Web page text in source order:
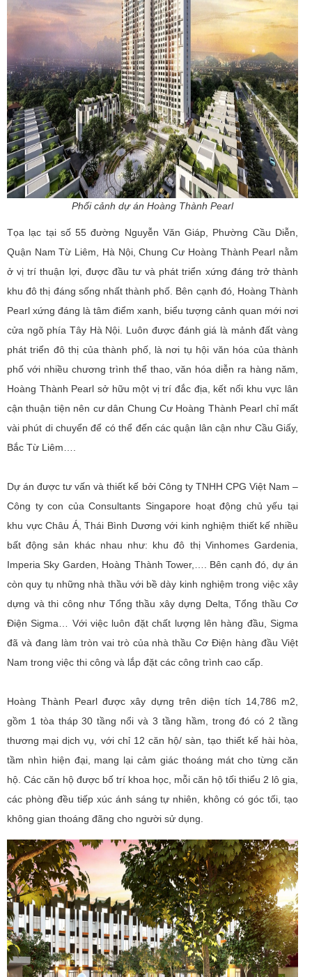
Phối cảnh dự án Hoàng Thành Pearl
Tọa lạc tại số 55 đường Nguyễn Văn Giáp, Phường Cầu Diễn,
Quận Nam Từ Liêm, Hà Nội, Chung Cư Hoàng Thành Pearl nằm
ở vị trí thuận lợi, được đầu tư và phát triển xứng đáng trở thành
khu đô thị đáng sống nhất thành phố. Bên cạnh đó, Hoàng Thành
Pearl xứng đáng là tâm điểm xanh, biểu tượng cảnh quan mới nơi
cửa ngõ phía Tây Hà Nội. Luôn được đánh giá là mảnh đất vàng
phát triển đô thị của thành phố, là nơi tụ hội văn hóa của thành
phố với nhiều chương trình thể thao, văn hóa diễn ra hàng năm,
Hoàng Thành Pearl sở hữu một vị trí đắc địa, kết nối khu vực lân
cận thuận tiện nên cư dân Chung Cư Hoàng Thành Pearl chỉ mất
vài phút di chuyển để có thể đến các quận lân cận như Cầu Giấy,
Bắc Từ Liêm….
Dự án được tư vấn và thiết kế bởi Công ty TNHH CPG Việt Nam –
Công ty con của Consultants Singapore hoạt động chủ yếu tại
khu vực Châu Á, Thái Bình Dương với kinh nghiệm thiết kế nhiều
bất động sản khác nhau như: khu đô thị Vinhomes Gardenia,
Imperia Sky Garden, Hoàng Thành Tower,…. Bên cạnh đó, dự án
còn quy tụ những nhà thầu với bề dày kinh nghiệm trong việc xây
dựng và thi công như Tổng thầu xây dựng Delta, Tổng thầu Cơ
Điện Sigma… Với việc luôn đặt chất lượng lên hàng đầu, Sigma
đã và đang làm tròn vai trò của nhà thầu Cơ Điện hàng đầu Việt
Nam trong việc thi công và lắp đặt các công trình cao cấp.
Hoàng Thành Pearl được xây dựng trên diện tích 14,786 m2,
gồm 1 tòa tháp 30 tầng nổi và 3 tầng hầm, trong đó có 2 tầng
thương mại dịch vụ, với chỉ 12 căn hộ/ sàn, tạo thiết kế hài hòa,
tầm nhìn hiện đại, mang lại cảm giác thoáng mát cho từng căn
hộ. Các căn hộ được bố trí khoa học, mỗi căn hộ tối thiểu 2 lô gia,
các phòng đều tiếp xúc ánh sáng tự nhiên, không có góc tối, tạo
không gian thoáng đãng cho người sử dụng.